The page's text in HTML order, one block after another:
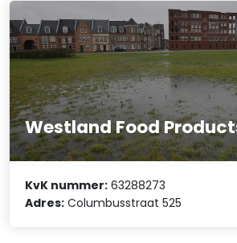
Westland Food
KvK nummer: 63288273
Adres: Columbusstraat 525